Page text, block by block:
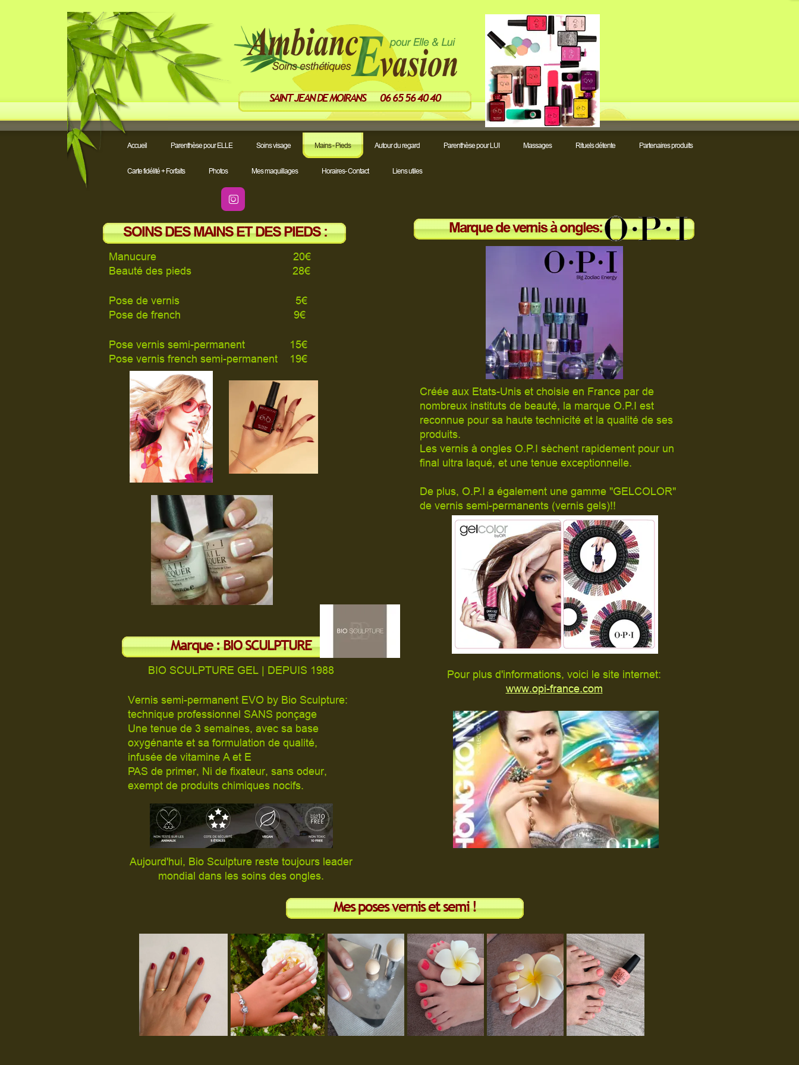
Accueil Parenthèse pour ELLE Soins visage Mains - Pieds Autour du regard Parenthèse pour LUI Massages Rituels détente Partenaires produits
Carte fidélité + Forfaits Photos Mes maquillages Horaires- Contact Liens utiles
SAINT JEAN DE MOIRANS 06 65 56 40 40

Marque de vernis à ongles:
Créée aux Etats-Unis et choisie en France par de
nombreux instituts de beauté, la marque O.P.I est
reconnue pour sa haute technicité et la qualité de ses
produits.
Les vernis à ongles O.P.I sèchent rapidement pour un
final ultra laqué, et une tenue exceptionnelle.
De plus, O.P.I a également une gamme "GELCOLOR"
de vernis semi-permanents (vernis gels)!!
Pour plus d'informations, voici le site internet:
www.opi-france.com
SOINS DES MAINS ET DES PIEDS :
Manucure 20€
Beauté des pieds 28€
Pose de vernis 5€
Pose de french 9€
Pose vernis semi-permanent 15€
Pose vernis french semi-permanent 19€
Marque : BIO SCULPTURE
BIO SCULPTURE GEL | DEPUIS 1988
Vernis semi-permanent EVO by Bio Sculpture:
technique professionnel SANS ponçage
Une tenue de 3 semaines, avec sa base
oxygénante et sa formulation de qualité,
infusée de vitamine A et E
PAS de primer, Ni de fixateur, sans odeur,
exempt de produits chimiques nocifs.
Aujourd'hui, Bio Sculpture reste toujours leader
mondial dans les soins des ongles.
Mes poses vernis et semi !